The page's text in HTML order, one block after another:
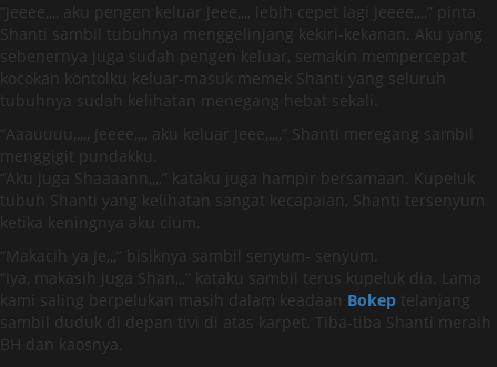
“Jeeee,,,, aku pengen keluar Jeee,,,, lebih cepet lagi Jeeee,,,,” pinta
Shanti sambil tubuhnya menggelinjang kekiri-kekanan. Aku yang
sebenernya juga sudah pengen keluar, semakin mempercepat
kocokan kontolku keluar-masuk memek Shanti yang seluruh
tubuhnya sudah kelihatan menegang hebat sekali.
“Aaauuuu,,,,, Jeeee,,,, aku keluar Jeee,,,,,” Shanti meregang sambil
menggigit pundakku.
“Aku juga Shaaaann,,,,” kataku juga hampir bersamaan. Kupeluk
tubuh Shanti yang kelihatan sangat kecapaian, Shanti tersenyum
ketika keningnya aku cium.
“Makacih ya Je,,,” bisiknya sambil senyum- senyum.
“Iya, makasih juga Shan,,,” kataku sambil terus kupeluk dia. Lama
kami saling berpelukan masih dalam keadaan Bokep telanjang
sambil duduk di depan tivi di atas karpet. Tiba-tiba Shanti meraih
BH dan kaosnya.